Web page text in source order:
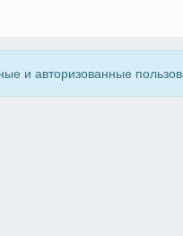
и авторизованные